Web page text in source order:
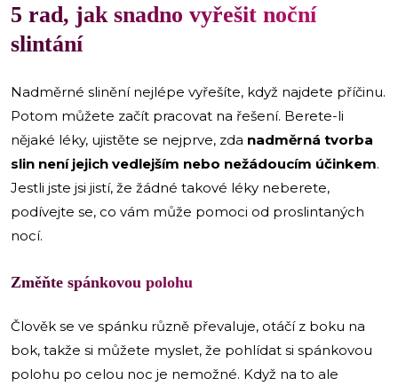
5 rad, jak snadno vyřešit noční
slintání
Nadměrné slinění nejlépe vyřešíte, když najdete příčinu.
Potom můžete začít pracovat na řešení. Berete-li
nějaké léky, ujistěte se nejprve, zda nadměrná tvorba
slin není jejich vedlejším nebo nežádoucím účinkem.
Jestli jste jsi jistí, že žádné takové léky neberete,
podívejte se, co vám může pomoci od proslintaných
nocí.
Změňte spánkovou polohu
Člověk se ve spánku různě převaluje, otáčí z boku na
bok, takže si můžete myslet, že pohlídat si spánkovou
polohu po celou noc je nemožné. Když na to ale